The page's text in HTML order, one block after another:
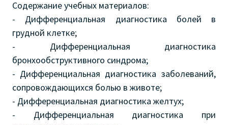
Содержание учебных материалов:
- Дифференциальная диагностика болей в
грудной клетке;
- Дифференциальная диагностика
бронхообструктивного синдрома;
- Дифференциальная диагностика заболеваний,
сопровождающихся болью в животе;
- Дифференциальная диагностика желтух;
- Дифференциальная диагностика при